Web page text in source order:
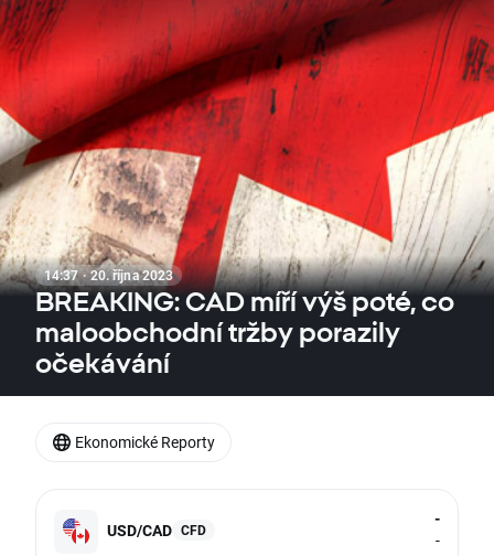
14:37 · 20. října 2023
BREAKING: CAD míří výš poté, co
maloobchodní tržby porazily
očekávání
USD/CAD CFD
-
-
Ekonomické Reporty